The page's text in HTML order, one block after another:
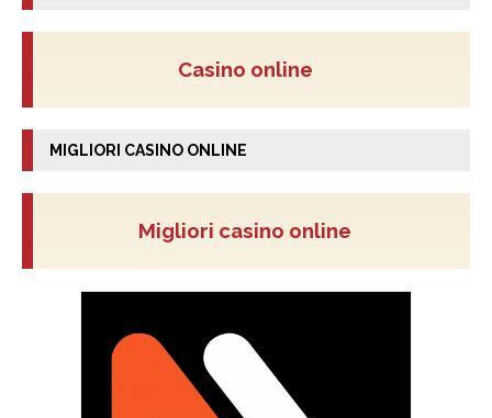
Casino online
MIGLIORI CASINO ONLINE
Migliori casino online